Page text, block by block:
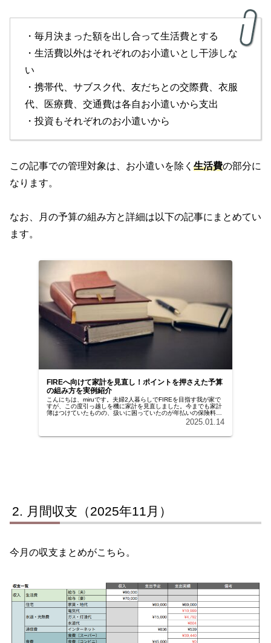
・毎月決まった額を出し合って生活費とする
・生活費以外はそれぞれのお小遣いとし干渉しな
い
・携帯代、サブスク代、友だちとの交際費、衣服
代、医療費、交通費は各自お小遣いから支出
・投資もそれぞれのお小遣いから
この記事での管理対象は、お小遣いを除く 生活費の部分に
なります。
なお、月の予算の組み方と詳細は以下の記事にまとめてい
ます。
FIREへ向けて家計を見直し！ポイントを押さえた予算
の組み方を実例紹介
こんにちは、miruです。夫婦2人暮らしでFIREを目指す我が家で
すが、この度引っ越しを機に家計を見直しました。今までも家計
簿はつけていたものの、扱いに困っていたのが年払いの保険料や
家電の買い替え費用など、不定期で一気に出ていくお金。予定
2025.01.14
月間収支（2025年11月）
今月の収支まとめがこちら。